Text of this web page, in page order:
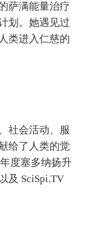
萨满能量治疗
划。她遇见过
类进入仁慈的
社会活动、服
给了人类的觉
度塞多纳扬升
及 SciSpi.TV